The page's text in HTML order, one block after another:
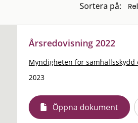
Sortera på:
Årsredovisning 2022
Myndigheten för samhällsskydd
2023
Öppna dokument